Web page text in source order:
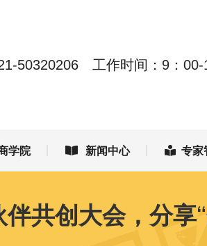
50320206 工作时间：9：00-
学院 新闻中心 专家
共创大会，分享